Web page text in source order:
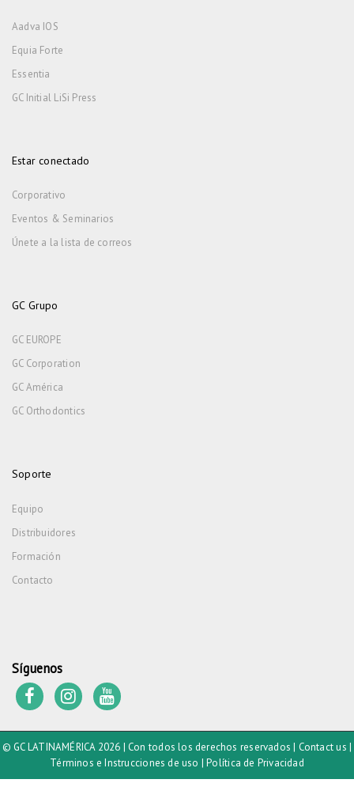
Aadva IOS
Equia Forte
Essentia
GC Initial LiSi Press
Estar conectado
Corporativo
Eventos & Seminarios
Únete a la lista de correos
GC Grupo
GC EUROPE
GC Corporation
GC América
GC Orthodontics
Soporte
Equipo
Distribuidores
Formación
Contacto
Síguenos
© GC LATINAMÉRICA 2026 | Con todos los derechos reservados | Contact us |
Términos e Instrucciones de uso |Política de Privacidad